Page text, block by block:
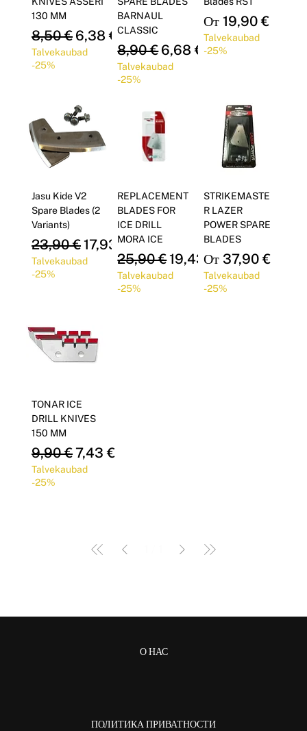
130 MM
Обычная цена
8,50 € Цена со скидкой
6,38 €
Talvekaubad
-25%
BARNAUL
CLASSIC
Обычная цена
8,90 €Цена со скидкой
6,68 €
Talvekaubad
-25%
От 19,90 €
Цена со скидкой
Talvekaubad
-25%
Jasu Kide V2
Spare Blades (2
Variants)
Обычная цена
23,90 € Цена со скидкой
17,93 €
Talvekaubad
-25%
REPLACEMENT
BLADES FOR
ICE DRILL
MORA ICE
Обычная цена
25,90 €Цена со скидкой
19,43 €
Talvekaubad
-25%
STRIKEMASTE
R LAZER
POWER SPARE
BLADES
От 37,90 €
Цена со скидкой
Talvekaubad
-25%
TONAR ICE
DRILL KNIVES
150 MM
Обычная цена
9,90 €Цена со скидкой
7,43 €
Talvekaubad
-25%
О НАС
ПОЛИТИКА ПРИВАТНОСТИ